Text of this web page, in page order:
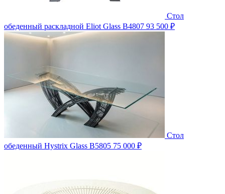
Стол
обеденный раскладной Eliot Glass B4807 93 500 ₽
Стол
обеденный Hystrix Glass B5805 75 000 ₽